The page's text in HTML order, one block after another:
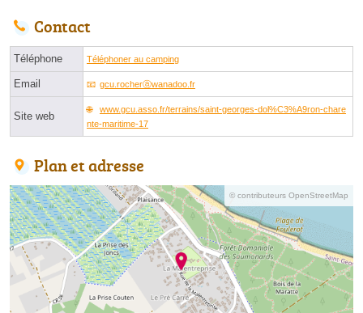
Contact
Téléphone Téléphoner au camping
Email gcu.rocherⓐwanadoo.fr
Site web
www.gcu.asso.fr/terrains/saint-georges-dol%C3%A9ron-chare
nte-maritime-17
Plan et adresse
© contributeurs OpenStreetMap